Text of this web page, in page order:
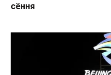
сёння